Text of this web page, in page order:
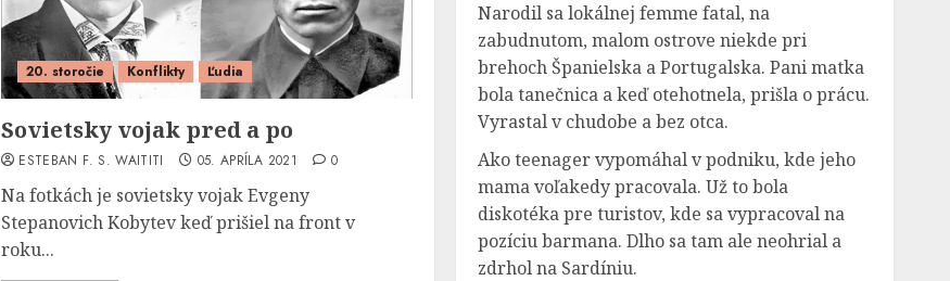
20. storočie Konflikty Ľudia
Sovietsky vojak pred a po
ESTEBAN F. S. WAITITI 05. APRÍLA 2021 0
Na fotkách je sovietsky vojak Evgeny
Stepanovich Kobytev keď prišiel na front v
roku...
Narodil sa lokálnej femme fatal, na
zabudnutom, malom ostrove niekde pri
brehoch Španielska a Portugalska. Pani matka
bola tanečnica a keď otehotnela, prišla o prácu.
Vyrastal v chudobe a bez otca.
Ako teenager vypomáhal v podniku, kde jeho
mama voľakedy pracovala. Už to bola
diskotéka pre turistov, kde sa vypracoval na
pozíciu barmana. Dlho sa tam ale neohrial a
zdrhol na Sardíniu.